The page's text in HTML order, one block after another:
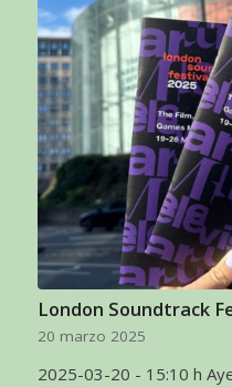
London Soundtrack
20 marzo 2025
2025-03-20 - 15:10 h